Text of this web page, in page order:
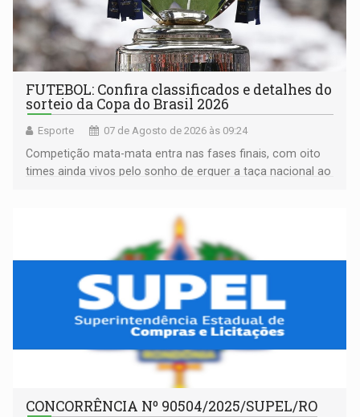
FUTEBOL: Confira classificados e detalhes do
sorteio da Copa do Brasil 2026
Esporte 07 de Agosto de 2026 às 09:24
Competição mata-mata entra nas fases finais, com oito
times ainda vivos pelo sonho de erguer a taça nacional ao
CONCORRÊNCIA Nº 90504/2025/SUPEL/RO